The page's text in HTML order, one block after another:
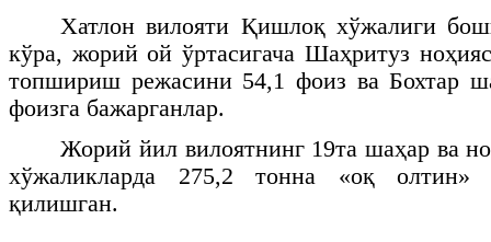
Хатлон вилояти Қишлоқ хўжалиги
кўра, жорий ой ўртасигача Шаҳритуз
топшириш режасини 54,1 фоиз ва Бохтар
фоизга бажарганлар.
Жорий йил вилоятнинг 19та шаҳар ва
хўжаликларда 275,2 тонна «оқ олтин»
қилишган.